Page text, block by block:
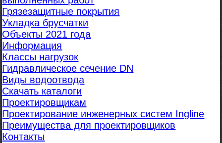
Грязезащитные покрытия
Укладка брусчатки
Объекты 2021 года
Информация
Классы нагрузок
Гидравлическое сечение DN
Виды водоотвода
Скачать каталоги
Проектировщикам
Проектирование инженерных систем Ingline
Преимущества для проектировщиков
Контакты